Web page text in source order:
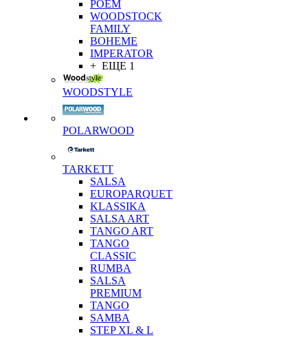
POEM
WOODSTOCK
FAMILY
BOHEME
IMPERATOR
+ ЕЩЕ 1
WOODSTYLE
POLARWOOD
TARKETT
SALSA
EUROPARQUET
KLASSIKA
SALSA ART
TANGO ART
TANGO
CLASSIC
RUMBA
SALSA
PREMIUM
TANGO
SAMBA
STEP XL & L